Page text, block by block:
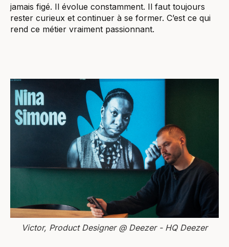
jamais figé. Il évolue constamment. Il faut toujours
rester curieux et continuer à se former. C’est ce qui
rend ce métier vraiment passionnant.
Victor, Product Designer @ Deezer - HQ Deezer